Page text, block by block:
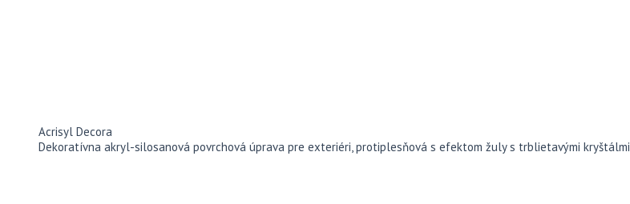
Acrisyl Decora
Dekoratívna akryl-silosanová povrchová úprava pre exteriéri, protiplesňová s efektom žuly s trblietavými kryštálmi